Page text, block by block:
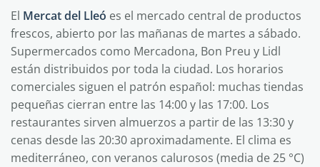
El Mercat del Lleó es el mercado central de productos
frescos, abierto por las mañanas de martes a sábado.
Supermercados como Mercadona, Bon Preu y Lidl
están distribuidos por toda la ciudad. Los horarios
comerciales siguen el patrón español: muchas tiendas
pequeñas cierran entre las 14:00 y las 17:00. Los
restaurantes sirven almuerzos a partir de las 13:30 y
cenas desde las 20:30 aproximadamente. El clima es
mediterráneo, con veranos calurosos (media de 25 °C)